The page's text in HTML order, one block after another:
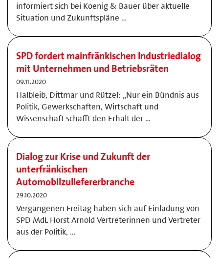
informiert sich bei Koenig & Bauer über aktuelle
Situation und Zukunftspläne …
SPD fordert mainfränkischen Industriedialog
mit Unternehmen und Betriebsräten
09.11.2020
Halbleib, Dittmar und Rützel: „Nur ein Bündnis aus
Politik, Gewerkschaften, Wirtschaft und
Wissenschaft schafft den Erhalt der …
Dialog zur Krise und Zukunft der
unterfränkischen
Automobilzuliefererbranche
29.10.2020
Vergangenen Freitag haben sich auf Einladung von
SPD MdL Horst Arnold Vertreterinnen und Vertreter
aus der Politik, …